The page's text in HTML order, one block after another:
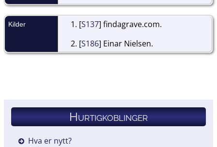
Kilder [S137] findagrave.com.
[S186] Einar Nielsen.
Hurtigkoblinger
Hva er nytt?